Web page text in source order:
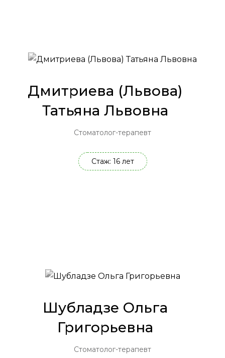
Дмитриева (Львова)
Татьяна Львовна
Стоматолог-терапевт
Стаж: 16 лет
Шубладзе Ольга
Григорьевна
Стоматолог-терапевт